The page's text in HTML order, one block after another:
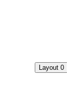
Layout 0